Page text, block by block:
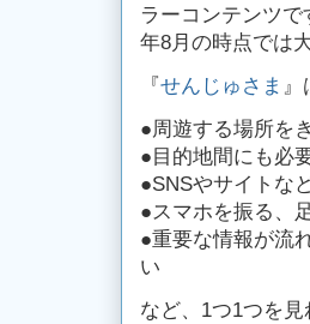
ラーコンテンツ
年8月の時点では
『せんじゅさま
●周遊する場所を
●目的地間にも必
●SNSやサイトな
●スマホを振る、
●重要な情報が流
い
など、1つ1つを